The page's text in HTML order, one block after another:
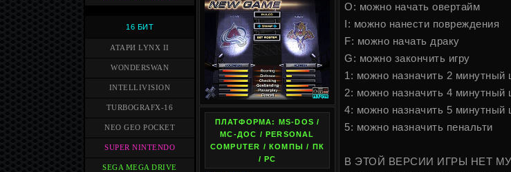
16 БИТ
АТАРИ LYNX II
WONDERSWAN
INTELLIVISION
TURBOGRAFX-16
NEO GEO POCKET
SUPER NINTENDO
SEGA MEGA DRIVE
ПЛАТФОРМА: MS-DOS /
МС-ДОС / PERSONAL
COMPUTER / КОМПЫ / ПК
/ PC
O: можно начать овертайм
I: можно нанести повреждения
F: можно начать драку
G: можно закончить игру
1: можно назначить 2 минутный
2: можно назначить 4 минутный
4: можно назначить 5 минутный
5: можно назначить пенальти
В ЭТОЙ ВЕРСИИ ИГРЫ НЕТ